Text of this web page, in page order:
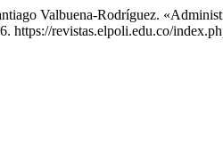
Valbuena-Rodríguez.
https://revistas.elpoli.edu.co/